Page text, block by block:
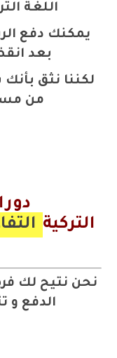
اللغة
يمكنك دفع
بعد
لكننا نثق
من
التركية
نحن نتيح لك
الدفع و